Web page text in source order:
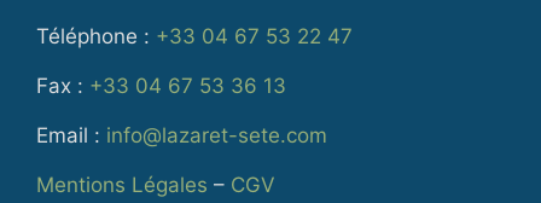
Téléphone : +33 04 67 53 22 47
Fax : +33 04 67 53 36 13
Email : info@lazaret-sete.com
Mentions Légales – CGV